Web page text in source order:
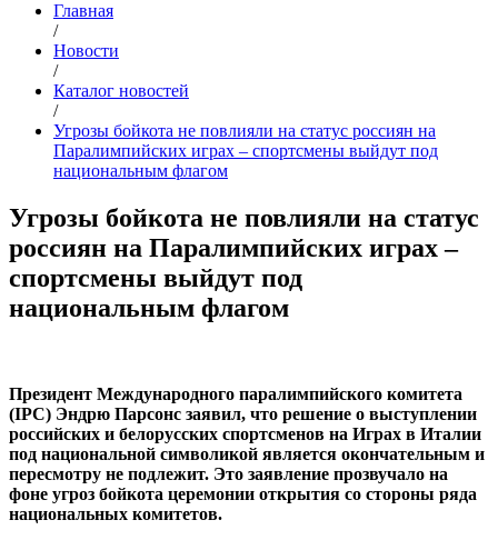
Главная
/
Новости
/
Каталог новостей
/
Угрозы бойкота не повлияли на статус россиян на
Паралимпийских играх – спортсмены выйдут под
национальным флагом
Угрозы бойкота не повлияли на статус
россиян на Паралимпийских играх –
спортсмены выйдут под
национальным флагом
Президент Международного паралимпийского комитета
(IPC) Эндрю Парсонс заявил, что решение о выступлении
российских и белорусских спортсменов на Играх в Италии
под национальной символикой является окончательным и
пересмотру не подлежит. Это заявление прозвучало на
фоне угроз бойкота церемонии открытия со стороны ряда
национальных комитетов.